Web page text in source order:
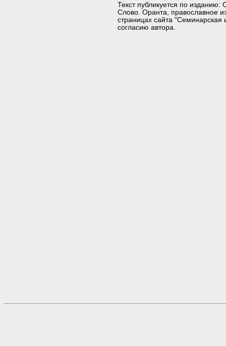
Текст публикуется по
Слово. Оранта, православное
страницах сайта "Семинарская
согласию автора.